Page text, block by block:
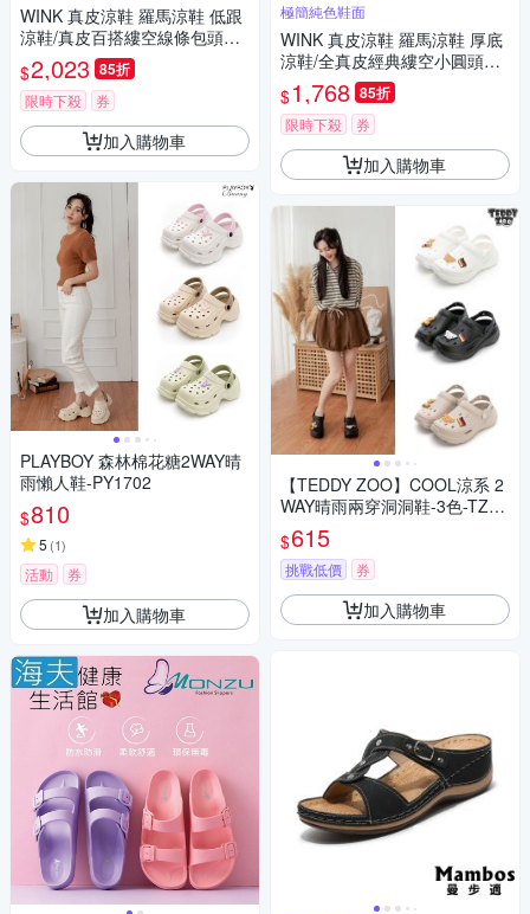
WINK 真皮涼鞋 羅馬涼鞋 低跟
涼鞋/真皮百搭縷空線條包頭低
跟羅馬涼鞋 米
$2,023 85折
限時下殺 券
加入購物車
PLAYBOY 森林棉花糖2WAY晴
雨懶人鞋-PY1702
$810
5 (1)
活動 券
加入購物車
極簡純色鞋面
WINK 真皮涼鞋 羅馬涼鞋 厚底
涼鞋/全真皮經典縷空小圓頭舒
適魔鬼粘厚底羅馬涼鞋 米
$1,768 85折
限時下殺 券
加入購物車
【TEDDY ZOO】COOL涼系 2
WAY晴雨兩穿洞洞鞋-3色-TZ10
01
$615
挑戰低價 券
加入購物車